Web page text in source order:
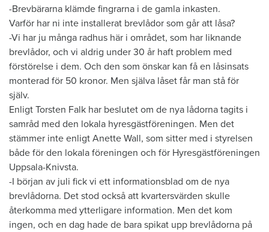
-Brevbärarna klämde fingrarna i de gamla inkasten.
Varför har ni inte installerat brevlådor som går att låsa?
-Vi har ju många radhus här i området, som har liknande
brevlådor, och vi aldrig under 30 år haft problem med
förstörelse i dem. Och den som önskar kan få en låsinsats
monterad för 50 kronor. Men själva låset får man stå för
själv.
Enligt Torsten Falk har beslutet om de nya lådorna tagits i
samråd med den lokala hyresgästföreningen. Men det
stämmer inte enligt Anette Wall, som sitter med i styrelsen
både för den lokala föreningen och för Hyresgästföreningen
Uppsala-Knivsta.
-I början av juli fick vi ett informationsblad om de nya
brevlådorna. Det stod också att kvartersvärden skulle
återkomma med ytterligare information. Men det kom
ingen, och en dag hade de bara spikat upp brevlådorna på